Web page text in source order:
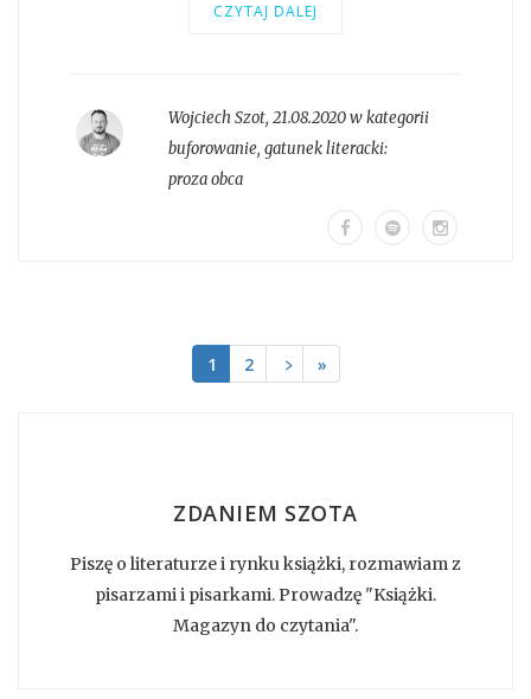
CZYTAJ DALEJ
Wojciech Szot, 21.08.2020 w kategorii
buforowanie, gatunek literacki:
proza obca
1 2 ﹥ »
ZDANIEM SZOTA
Piszę o literaturze i rynku książki, rozmawiam z
pisarzami i pisarkami. Prowadzę "Książki.
Magazyn do czytania".